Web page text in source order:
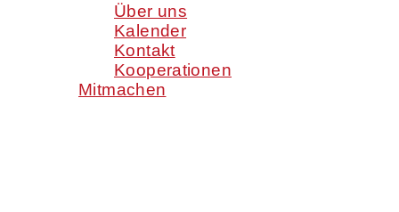
Über uns
Kalender
Kontakt
Kooperationen
Mitmachen